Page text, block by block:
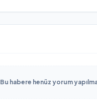
Bu habere henüz yorum